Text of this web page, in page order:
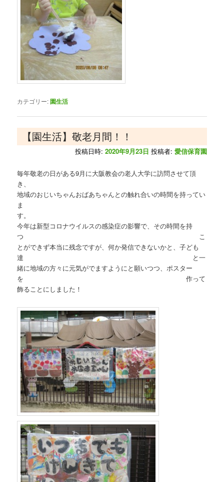
カテゴリー:園生活
【園生活】敬老月間！！
投稿日時: 2020年9月23日 投稿者: 愛信保育園
毎年敬老の日がある9月に大阪教会の老人大学に訪問させて頂
き、
地域のおじいちゃんおばあちゃんとの触れ合いの時間を持ってい
ま
す
今年は新型コロナウイルスの感染症の影響で、その時間を持
つ こ
とができず本当に残念ですが、何か発信できないかと、子ども
達 と一
緒に地域の方々に元気がでますようにと願いつつ、ポスター
を 作って
飾ることにしました！